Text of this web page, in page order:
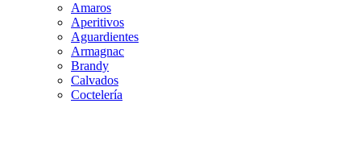
Amaros
Aperitivos
Aguardientes
Armagnac
Brandy
Calvados
Coctelería